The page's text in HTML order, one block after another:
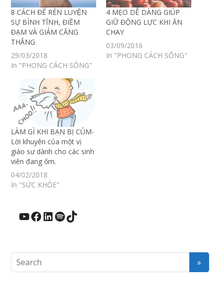
8 CÁCH ĐỂ RÈN LUYỆN
SỰ BÌNH TĨNH, ĐIỀM
ĐẠM VÀ GIẢM CĂNG
THẲNG
29/03/2018
In "PHONG CÁCH SỐNG"
4 MẸO DỄ DÀNG GIÚP
GIỮ ĐỘNG LỰC KHI ĂN
CHAY
03/09/2016
In "PHONG CÁCH SỐNG"
LÀM GÌ KHI BẠN BỊ CÚM-
Lời khuyên của một vị
giáo sư dành cho các sinh
viên đang ốm.
04/02/2018
In "SỨC KHỎE"
YouTube
Facebook
LinkedIn
Spotify
TikTok